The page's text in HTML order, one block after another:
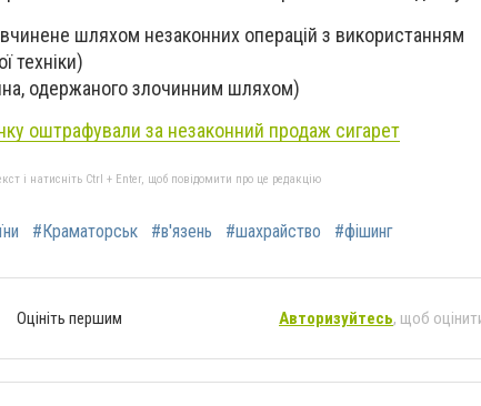
шляхом незаконних операцій з використанням
техніки)
одержаного злочинним шляхом)
оштрафували за незаконний продаж сигарет
і натисніть Ctrl + Enter, щоб повідомити про це редакцію
#Краматорськ #в'язень #шахрайство #фішинг
Оцініть першим Авторизуйтесь, щоб